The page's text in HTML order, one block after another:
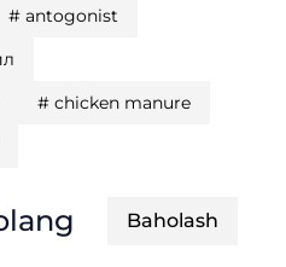
# antogonist
# chicken manure
Baholash